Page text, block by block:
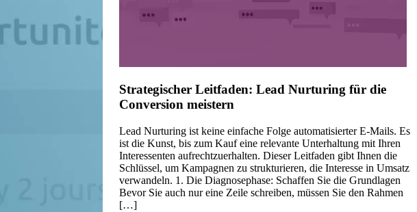
Strategischer Leitfaden: Lead Nurturing für die
Conversion meistern
Lead Nurturing ist keine einfache Folge automatisierter E-Mails. Es
ist die Kunst, bis zum Kauf eine relevante Unterhaltung mit Ihren
Interessenten aufrechtzuerhalten. Dieser Leitfaden gibt Ihnen die
Schlüssel, um Kampagnen zu strukturieren, die Interesse in Umsatz
verwandeln. 1. Die Diagnosephase: Schaffen Sie die Grundlagen
Bevor Sie auch nur eine Zeile schreiben, müssen Sie den Rahmen
[…]